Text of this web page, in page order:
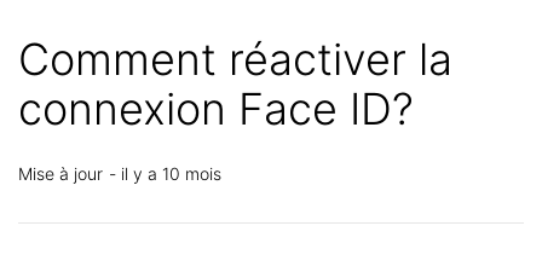
Comment réactiver la
connexion Face ID?
Mise à jour il y a 10 mois